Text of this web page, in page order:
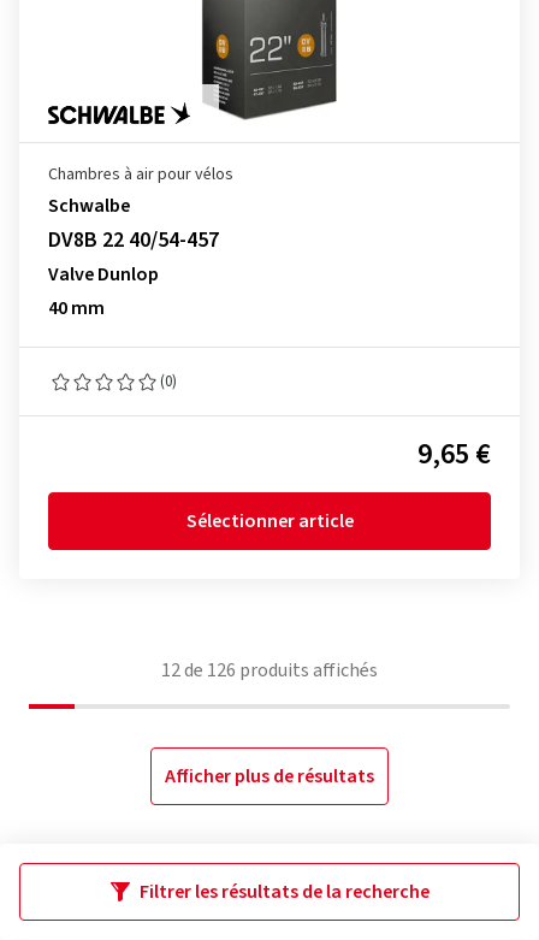
Chambres à air pour vélos
Schwalbe
DV8B 22 40/54-457
Valve Dunlop
40 mm
(0)
9,65 €
Sélectionner article
12de 126 produits affichés
Afficher plus de résultats
Filtrer les résultats de la recherche